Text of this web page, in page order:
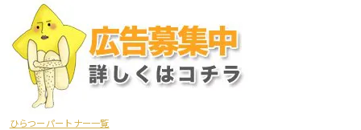
ひらつーパートナー一覧